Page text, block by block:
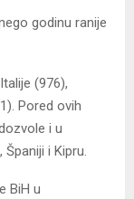
godinu ranije
(976),
Pored ovih
i u
i Kipru.
BiH u